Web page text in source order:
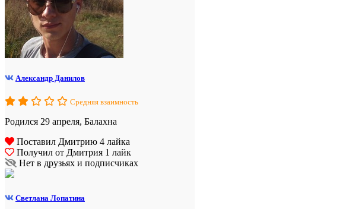
Александр Данилов
Средняя взаимность
Родился 29 апреля, Балахна
Поставил Дмитрию 4 лайка
Получил от Дмитрия 1 лайк
Нет в друзьях и подписчиках
Светлана Лопатина